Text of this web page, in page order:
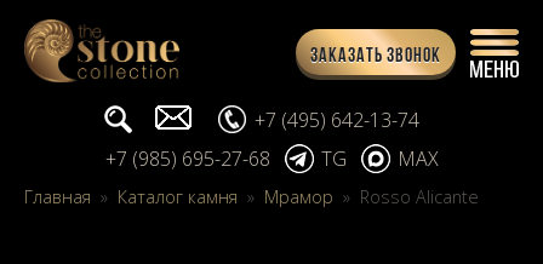
Заказать звонок
Поиск... info@stone-collection.ru
+7 (495) 642-13-74
+7 (985) 695-27-68
TG MAX
Главная » Каталог камня » Мрамор » Rosso Alicante